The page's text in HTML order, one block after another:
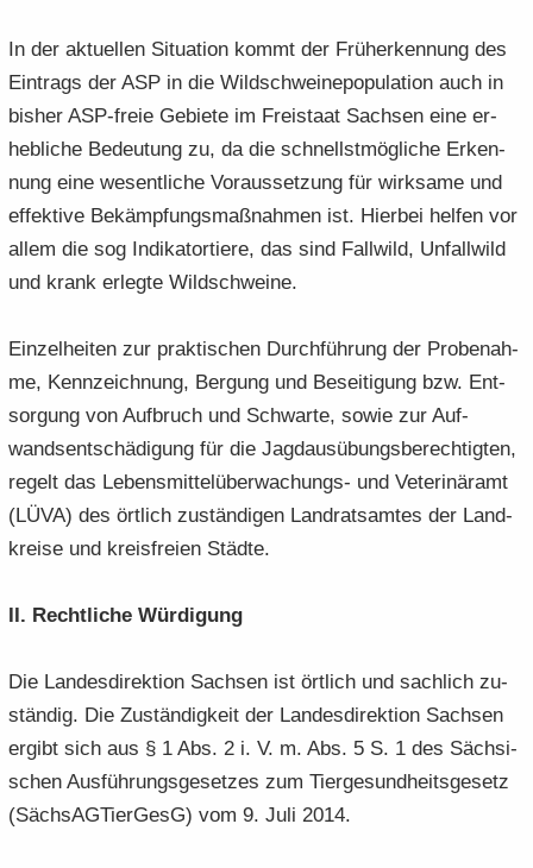
In der ak­tu­el­len Si­tua­ti­on kommt der Früh­erken­nung des
Ein­trags der ASP in die Wild­schweine­po­pu­la­ti­on auch in
bis­her ASP-​freie Ge­bie­te im Frei­staat Sach­sen eine er­
heb­li­che Be­deu­tung zu, da die schnellst­mög­li­che Er­ken­
nung eine we­sent­li­che Vor­aus­set­zung für wirk­sa­me und
ef­fek­ti­ve Be­kämp­fungs­maß­nah­men ist. Hier­bei hel­fen vor
allem die sog In­di­ka­tor­tie­re, das sind Fall­wild, Un­fall­wild
und krank er­leg­te Wild­schwei­ne.
Ein­zel­hei­ten zur prak­ti­schen Durch­füh­rung der Pro­be­nah­
me, Kenn­zeich­nung, Ber­gung und Be­sei­ti­gung bzw. Ent­
sor­gung von Auf­bruch und Schwar­te, sowie zur Auf­
wands­ent­schä­di­gung für die Jagd­aus­übungs­be­rech­tig­ten,
re­gelt das Lebensmittelüberwachungs-​ und Ve­te­ri­när­amt
(LÜVA) des ört­lich zu­stän­di­gen Land­rats­am­tes der Land­
krei­se und kreis­frei­en Städ­te.
II. Recht­li­che Wür­di­gung
Die Lan­des­di­rek­ti­on Sach­sen ist ört­lich und sach­lich zu­
stän­dig. Die Zu­stän­dig­keit der Lan­des­di­rek­ti­on Sach­sen
er­gibt sich aus § 1 Abs. 2 i. V. m. Abs. 5 S. 1 des Säch­si­
schen Aus­füh­rungs­ge­set­zes zum Tier­ge­sund­heits­ge­setz
(Säch­s­AG­Tier­GesG) vom 9. Juli 2014.